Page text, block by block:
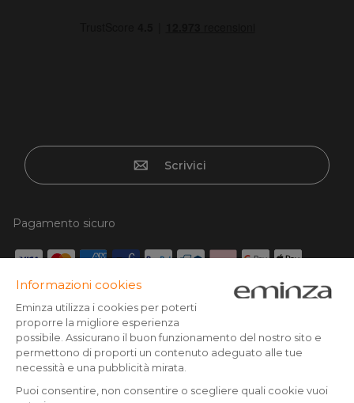
Scrivici
Pagamento sicuro
Carta di credito, Paypal, Bonifico, Scalapay x3 senza
interessi, Google/Apple pay
Seguici su :